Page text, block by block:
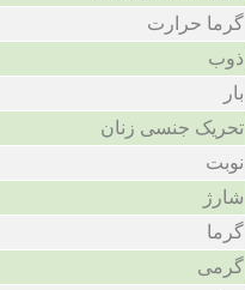
گرما حرارت
ذوب
بار
تحریک جنسی زنان
نوبت
شارژ
گرما
گرمی